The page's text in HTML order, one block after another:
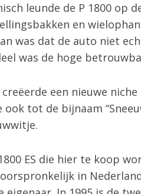
leunde de P 1800 op
en
was dat de auto niet
was de hoge
creëerde een nieuwe
ook tot de bijnaam
ES die hier te koop
in